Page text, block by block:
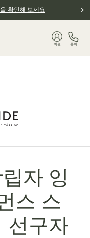
확인해 보세요
회원 통화
자 잉
스 스
선구자